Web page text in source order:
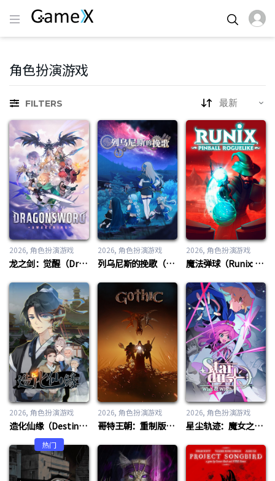
角色扮演游戏
FILTERS
2026 角色扮演游戏
龙之剑：觉醒（DragonSword : Awakening）
2026 角色扮演游戏
列乌尼斯的挽歌（Requiem of Reuinis）
2026 角色扮演游戏
魔法弹球（Runix: Pinball Roguelike）
2026 角色扮演游戏
造化仙缘（Destiny of Immortal）
2026 角色扮演游戏
哥特王朝：重制版（Gothic 1 Remake）
2026 角色扮演游戏
星尘轨迹：魔女之愿（STARDUST Wish of Witch）
热门